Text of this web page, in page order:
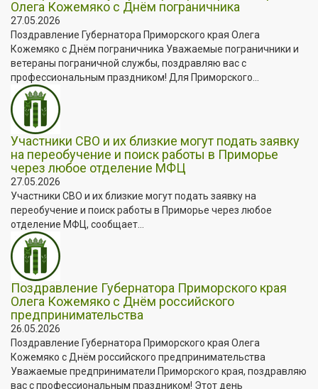
Олега Кожемяко с Днём пограничника
27.05.2026
Поздравление Губернатора Приморского края Олега
Кожемяко с Днём пограничника Уважаемые пограничники и
ветераны пограничной службы, поздравляю вас с
профессиональным праздником! Для Приморского...
Участники СВО и их близкие могут подать заявку
на переобучение и поиск работы в Приморье
через любое отделение МФЦ
27.05.2026
Участники СВО и их близкие могут подать заявку на
переобучение и поиск работы в Приморье через любое
отделение МФЦ, сообщает...
Поздравление Губернатора Приморского края
Олега Кожемяко с Днём российского
предпринимательства
26.05.2026
Поздравление Губернатора Приморского края Олега
Кожемяко с Днём российского предпринимательства
Уважаемые предприниматели Приморского края, поздравляю
вас с профессиональным праздником! Этот день